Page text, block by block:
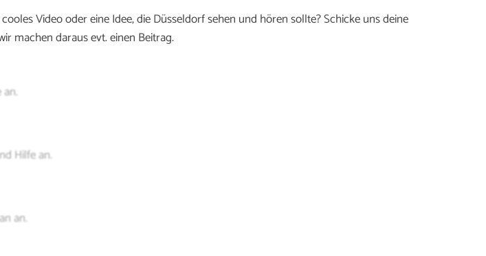
Video oder eine Idee, die Düsseldorf sehen und hören sollte? Schicke uns deine
machen daraus evt. einen Beitrag.
Hilfe an.
an.